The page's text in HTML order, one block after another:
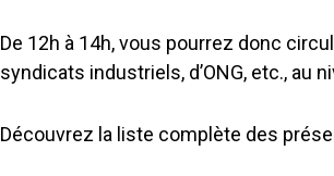
De 12h à 14h, vous pourrez donc
syndicats industriels, d’ONG, etc., au
Découvrez la liste complète des